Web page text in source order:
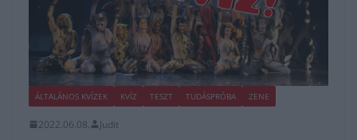
ÁLTALÁNOS KVÍZEK KVÍZ TESZT TUDÁSPRÓBA ZENE
2022.06.08. Judit